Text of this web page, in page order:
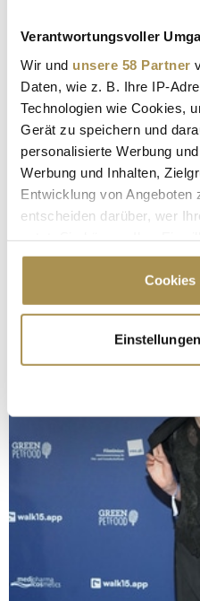
Verantwortungsvoller
Wir und unsere 58 Partner
Daten, wie z. B. Ihre IP-
Technologien wie Cookies,
Gerät zu speichern und
personalisierte Werbung
Werbung und Inhalten,
Entwicklung von Angeboten
entscheiden darüber, wer
Cookie-Erklärung oder
Trigger Symbol ändern oder
Informationen über
erfassen, welche bis
bestimmten
Erfahren Sie mehr darüber,
verarbeitet werden, und
Abschnitt Einzelheitenfest.
Wir verwenden Cookies,
personalisieren, Funktionen
zu können und die Zugriffe
Cookies